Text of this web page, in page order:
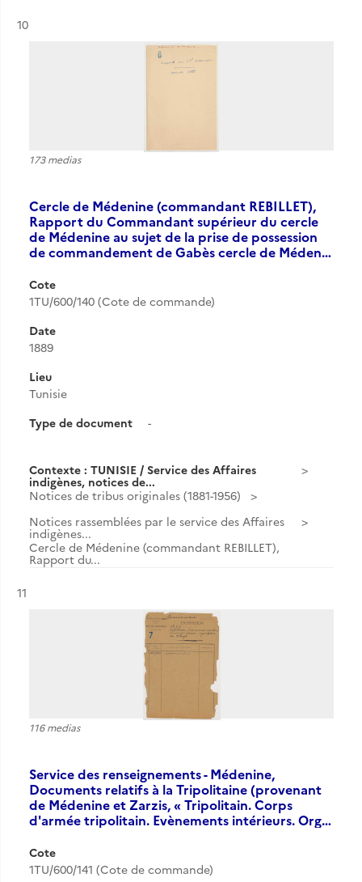
Résultat n°
10
173 medias
Cercle de Médenine (commandant REBILLET),
Rapport du Commandant supérieur du cercle
de Médenine au sujet de la prise de possession
de commandement de Gabès cercle de Méden…
Cote
1TU/600/140 (Cote de commande)
Date
1889
Lieu
Tunisie
Type de document
-
Contexte : TUNISIE / Service des Affaires
indigènes, notices de...
Notices de tribus originales (1881-1956)
Notices rassemblées par le service des Affaires
indigènes...
Cercle de Médenine (commandant REBILLET),
Rapport du...
Résultat n°
11
116 medias
Service des renseignements - Médenine,
Documents relatifs à la Tripolitaine (provenant
de Médenine et Zarzis, « Tripolitain. Corps
d'armée tripolitain. Evènements intérieurs. Org…
Cote
1TU/600/141 (Cote de commande)